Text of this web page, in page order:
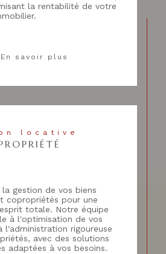
la rentabilité de votre
En savoir plus
locative
la gestion de vos biens
copropriétés pour une
totale. Notre équipe
à l'optimisation de vos
l'administration rigoureuse
avec des solutions
adaptées à vos besoins.